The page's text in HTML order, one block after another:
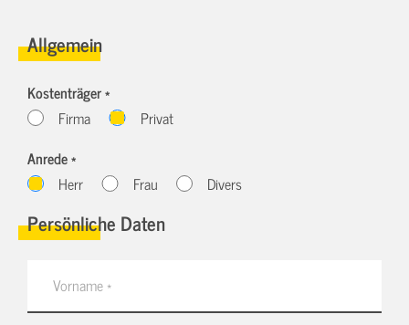
Allgemein
Kostenträger *
Firma
Privat
Anrede *
Herr
Frau Divers
Persönliche Daten